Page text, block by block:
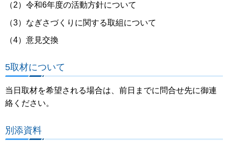
（2）令和6年度の活動方針について
（3）なぎさづくりに関する取組について
（4）意見交換
5取材について
当日取材を希望される場合は、前日までに問合せ先に御連
絡ください。
別添資料